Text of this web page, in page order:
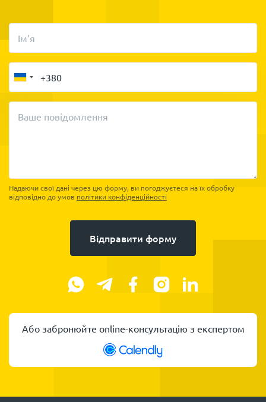
Ім’я
Ваше повідомлення
Надаючи свої дані через цю форму, ви погоджуєтеся на їх обробку
відповідно до умов політики конфіденційності
Відправити форму
Або забронюйте online-консультацію з експертом